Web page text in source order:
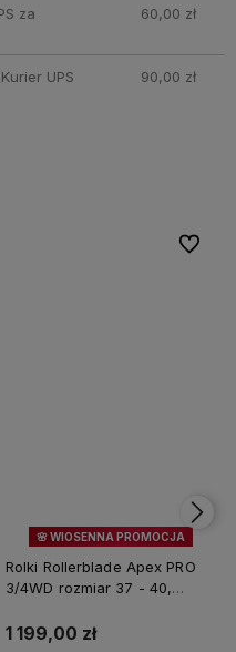
za
60,00 zł
UPS
90,00 zł
🌸 WIOSENNA PROMOCJA
Rolki Rollerblade Apex PRO
3/4WD rozmiar 37 - 40,
1 199,00 zł
Do
Do